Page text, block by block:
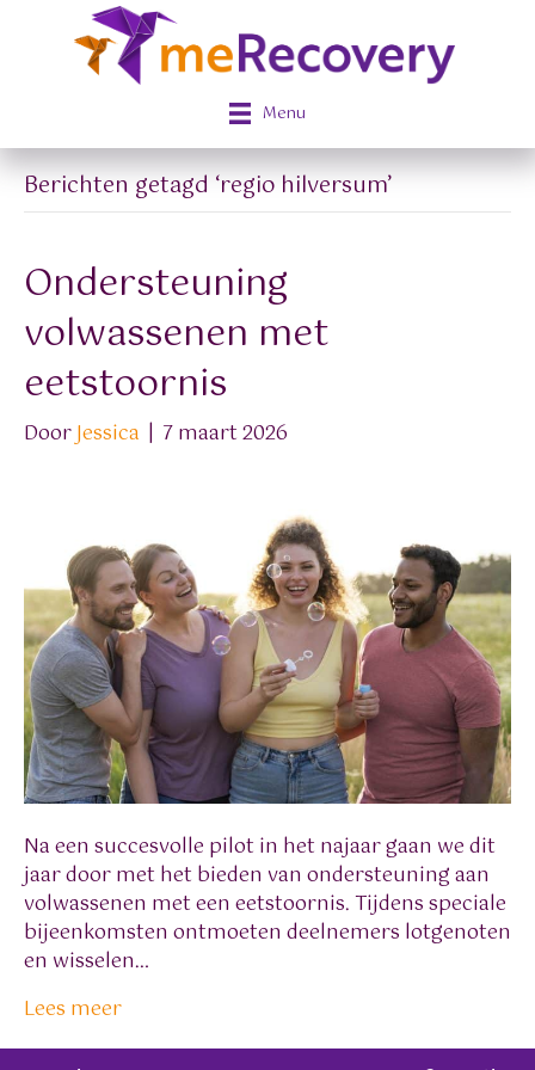
Menu
Berichten getagd ‘regio hilversum’
Ondersteuning
volwassenen met
eetstoornis
DoorJessica | 7 maart 2026
Na een succesvolle pilot in het najaar gaan we dit
jaar door met het bieden van ondersteuning aan
volwassenen met een eetstoornis. Tijdens speciale
bijeenkomsten ontmoeten deelnemers lotgenoten
en wisselen…
Lees meer